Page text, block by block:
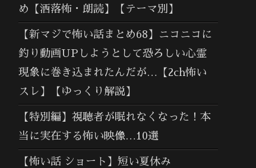
め【洒落怖・朗読】【テーマ別】
【新マジで怖い話まとめ68】ニコニコに
釣り動画UPしようとして恐ろしい心霊
現象に巻き込まれたんだが…【2ch怖い
スレ】【ゆっくり解説】
【特別編】視聴者が眠れなくなった！本
当に実在する怖い映像…10選
【怖い話 ショート】短い夏休み